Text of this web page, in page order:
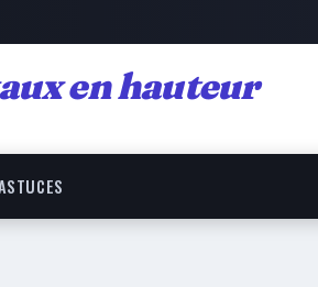
en hauteur